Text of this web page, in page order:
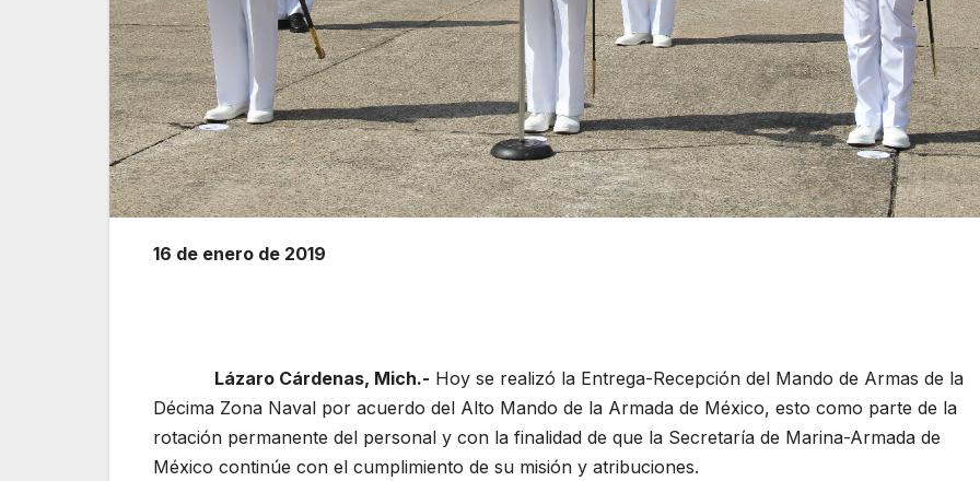
16 de enero de 2019
Lázaro Cárdenas, Mich.- Hoy se realizó la Entrega-Recepción del Mando de Armas de la
Décima Zona Naval por acuerdo del Alto Mando de la Armada de México, esto como parte de la
rotación permanente del personal y con la finalidad de que la Secretaría de Marina-Armada de
México continúe con el cumplimiento de su misión y atribuciones.